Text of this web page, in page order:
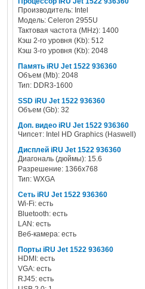
Производитель: Intel
Модель: Celeron 2955U
Тактовая частота (MHz): 1400
Кэш 2-го уровня (Kb): 512
Кэш 3-го уровня (Kb): 2048
Память iRU Jet 1522 936360
Объем (Mb): 2048
Тип: DDR3-1600
SSD iRU Jet 1522 936360
Объем (Gb): 32
Доп. видео iRU Jet 1522 936360
Чипсет: Intel HD Graphics (Haswell)
Дисплей iRU Jet 1522 936360
Диагональ (дюймы): 15.6
Разрешение: 1366х768
Тип: WXGA
Сеть iRU Jet 1522 936360
Wi-Fi: есть
Bluetooth: есть
LAN: есть
Веб-камера: есть
Порты iRU Jet 1522 936360
HDMI: есть
VGA: есть
RJ45: есть